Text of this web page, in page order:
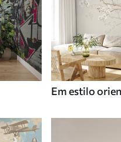
Em estilo